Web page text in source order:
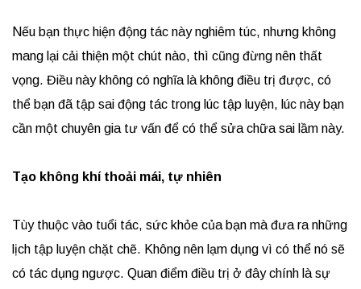
Nếu bạn thực hiện động tác này nghiêm túc, nhưng không
mang lại cải thiện một chút nào, thì cũng đừng nên thất
vọng. Điều này không có nghĩa là không điều trị được, có
thể bạn đã tập sai động tác trong lúc tập luyện, lúc này bạn
cần một chuyên gia tư vấn để có thể sửa chữa sai lầm này.
Tạo không khí thoải mái, tự nhiên
Tùy thuộc vào tuổi tác, sức khỏe của bạn mà đưa ra những
lịch tập luyện chặt chẽ. Không nên lạm dụng vì có thể nó sẽ
có tác dụng ngược. Quan điểm điều trị ở đây chính là sự